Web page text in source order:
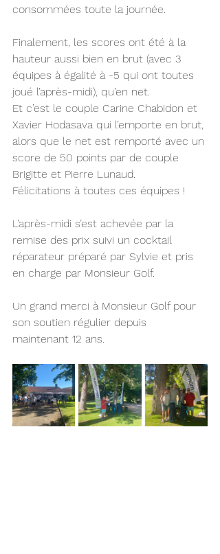
consommées toute la journée.
Finalement, les scores ont été à la
hauteur aussi bien en brut (avec 3
équipes à égalité à -5 qui ont toutes
joué l’après-midi), qu’en net.
Et c’est le couple Carine Chabidon et
Xavier Hodasava qui l’emporte en brut,
alors que le net est remporté avec un
score de 50 points par de couple
Brigitte et Pierre Lunaud.
Félicitations à toutes ces équipes !
L’après-midi s’est achevée par la
remise des prix suivi un cocktail
réparateur préparé par Sylvie et pris
en charge par Monsieur Golf.
Un grand merci à Monsieur Golf pour
son soutien régulier depuis
maintenant 12 ans.